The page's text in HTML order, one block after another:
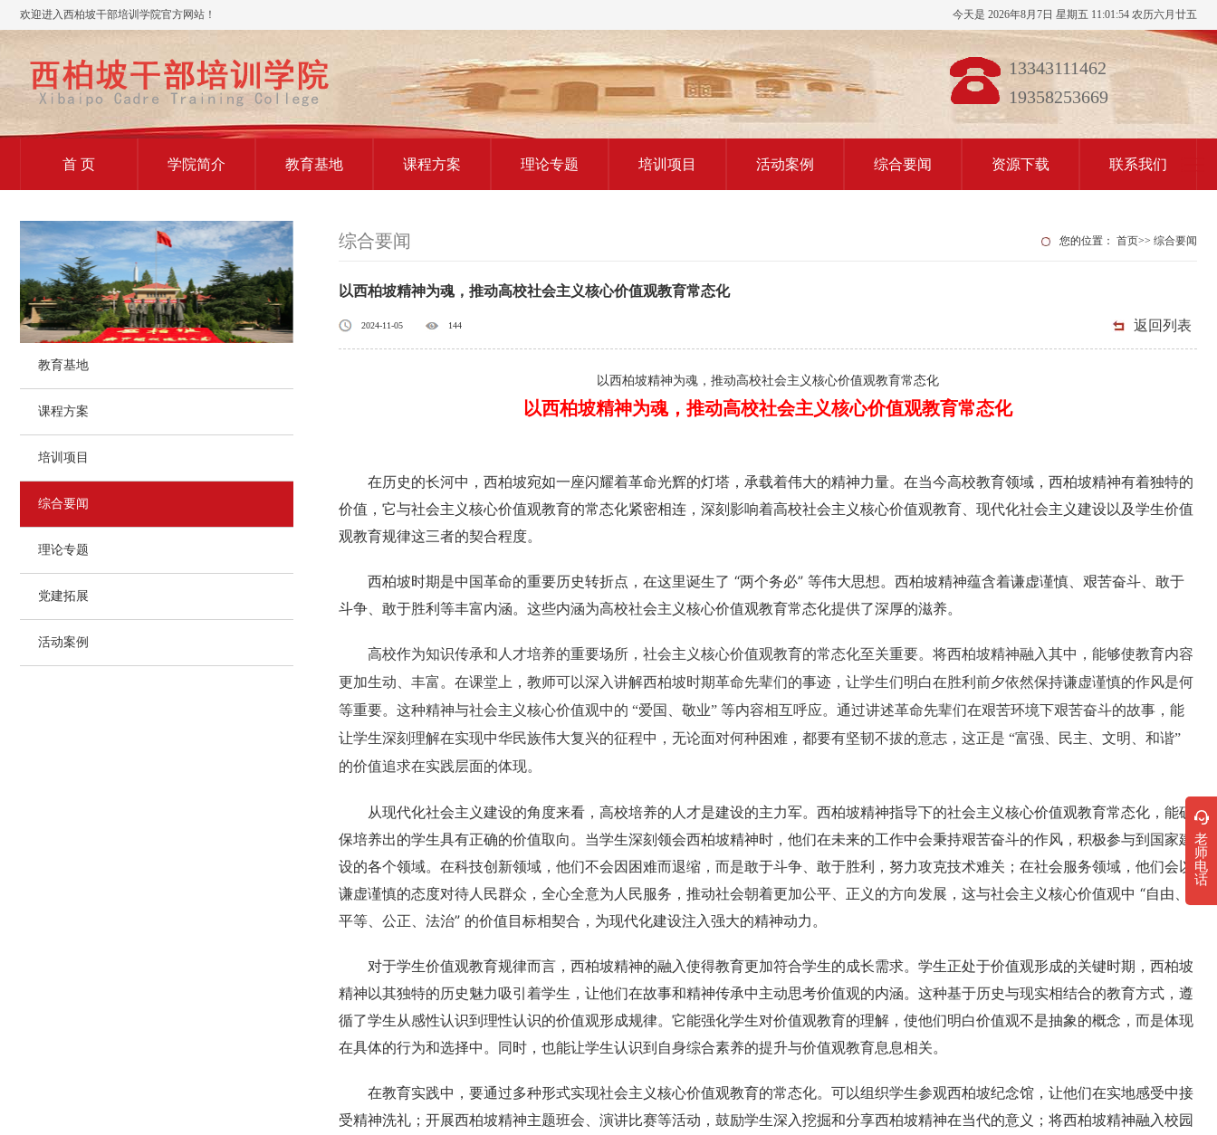
欢迎进入西柏坡干部培训学院官方网站！ 今天是 2026年8月7日 星期五 11:01:55 农历六月廿五
13343111462
19358253669
首 页 学院简介 教育基地 课程方案 理论专题 培训项目 活动案例 综合要闻 资源下载 联系我们
教育基地
课程方案
培训项目
综合要闻
理论专题
党建拓展
活动案例
综合要闻 您的位置： 首页>> 综合要闻
以西柏坡精神为魂，推动高校社会主义核心价值观教育常态化
2024-11-05 144 返回列表
以西柏坡精神为魂，推动高校社会主义核心价值观教育常态化
以西柏坡精神为魂，推动高校社会主义核心价值观教育常态化
在历史的长河中，西柏坡宛如一座闪耀着革命光辉的灯塔，承载着伟大的精神力量。在当今高校教育领域，西柏坡精神有着独特的
价值，它与社会主义核心价值观教育的常态化紧密相连，深刻影响着高校社会主义核心价值观教育、现代化社会主义建设以及学生价值
观教育规律这三者的契合程度。
西柏坡时期是中国革命的重要历史转折点，在这里诞生了 “两个务必” 等伟大思想。西柏坡精神蕴含着谦虚谨慎、艰苦奋斗、敢于
斗争、敢于胜利等丰富内涵。这些内涵为高校社会主义核心价值观教育常态化提供了深厚的滋养。
高校作为知识传承和人才培养的重要场所，社会主义核心价值观教育的常态化至关重要。将西柏坡精神融入其中，能够使教育内容
更加生动、丰富。在课堂上，教师可以深入讲解西柏坡时期革命先辈们的事迹，让学生们明白在胜利前夕依然保持谦虚谨慎的作风是何
等重要。这种精神与社会主义核心价值观中的 “爱国、敬业” 等内容相互呼应。通过讲述革命先辈们在艰苦环境下艰苦奋斗的故事，能
让学生深刻理解在实现中华民族伟大复兴的征程中，无论面对何种困难，都要有坚韧不拔的意志，这正是 “富强、民主、文明、和谐”
的价值追求在实践层面的体现。
从现代化社会主义建设的角度来看，高校培养的人才是建设的主力军。西柏坡精神指导下的社会主义核心价值观教育常态化，能确
保培养出的学生具有正确的价值取向。当学生深刻领会西柏坡精神时，他们在未来的工作中会秉持艰苦奋斗的作风，积极参与到国家建
设的各个领域。在科技创新领域，他们不会因困难而退缩，而是敢于斗争、敢于胜利，努力攻克技术难关；在社会服务领域，他们会以
谦虚谨慎的态度对待人民群众，全心全意为人民服务，推动社会朝着更加公平、正义的方向发展，这与社会主义核心价值观中 “自由、
平等、公正、法治” 的价值目标相契合，为现代化建设注入强大的精神动力。
对于学生价值观教育规律而言，西柏坡精神的融入使得教育更加符合学生的成长需求。学生正处于价值观形成的关键时期，西柏坡
精神以其独特的历史魅力吸引着学生，让他们在故事和精神传承中主动思考价值观的内涵。这种基于历史与现实相结合的教育方式，遵
循了学生从感性认识到理性认识的价值观形成规律。它能强化学生对价值观教育的理解，使他们明白价值观不是抽象的概念，而是体现
在具体的行为和选择中。同时，也能让学生认识到自身综合素养的提升与价值观教育息息相关。
在教育实践中，要通过多种形式实现社会主义核心价值观教育的常态化。可以组织学生参观西柏坡纪念馆，让他们在实地感受中接
受精神洗礼；开展西柏坡精神主题班会、演讲比赛等活动，鼓励学生深入挖掘和分享西柏坡精神在当代的意义；将西柏坡精神融入校园
老
师
电
话